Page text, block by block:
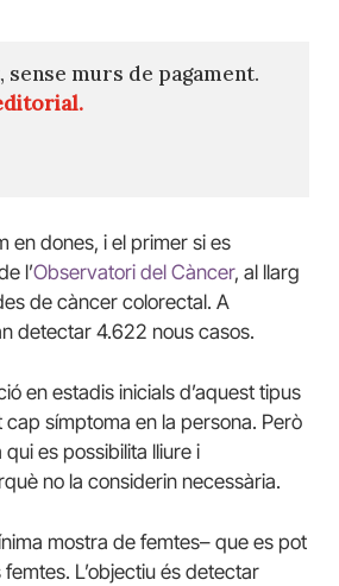
murs de pagament.
en dones, i el primer si es
l’Observatori del Càncer, al llarg
de càncer colorectal. A
detectar 4.622 nous casos.
en estadis inicials d’aquest tipus
símptoma en la persona. Però
es possibilita lliure i
no la considerin necessària.
mostra de femtes– que es pot
L’objectiu és detectar